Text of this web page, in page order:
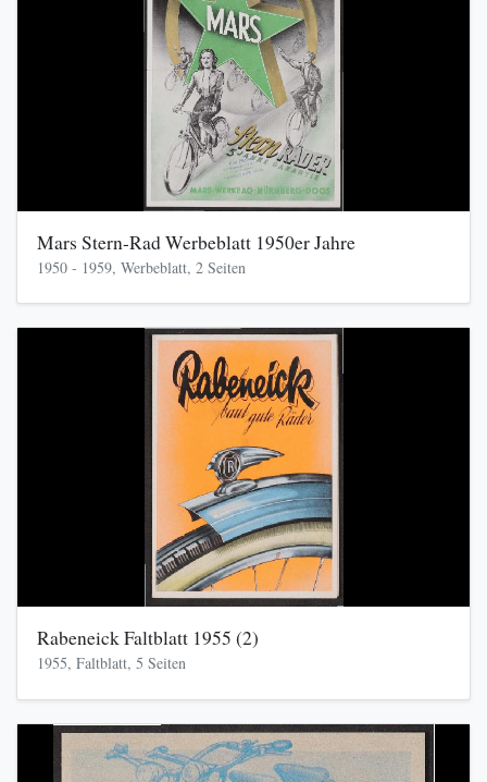
Mars Stern-Rad Werbeblatt 1950er Jahre
1950 - 1959, Werbeblatt, 2 Seiten
Rabeneick Faltblatt 1955 (2)
1955, Faltblatt, 5 Seiten